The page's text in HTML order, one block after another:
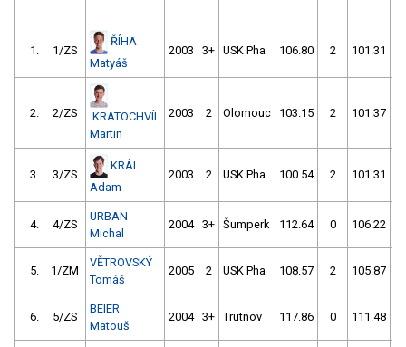
1. 1/ZS
ŘÍHA
Matyáš
2003 3+ USK Pha 106.80 2 101.31
2. 2/ZS
KRATOCHVÍL
Martin
2003 2 Olomouc 103.15 2 101.37
3. 3/ZS
KRÁL
Adam
2003 2 USK Pha 100.54 2 101.31
4. 4/ZS
URBAN
Michal
2004 3+ Šumperk 112.64 0 106.22
5. 1/ZM
VĚTROVSKÝ
Tomáš
2005 2 USK Pha 108.57 2 105.87
6. 5/ZS
BEIER
Matouš
2004 3+ Trutnov 117.86 0 111.48